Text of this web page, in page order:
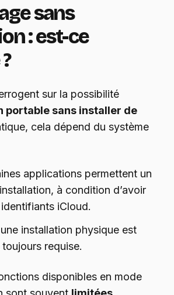
sans
: est-ce
sur la possibilité
portable sans installer de
cela dépend du système
applications permettent un
à condition d’avoir
iCloud.
installation physique est
requise.
disponibles en mode